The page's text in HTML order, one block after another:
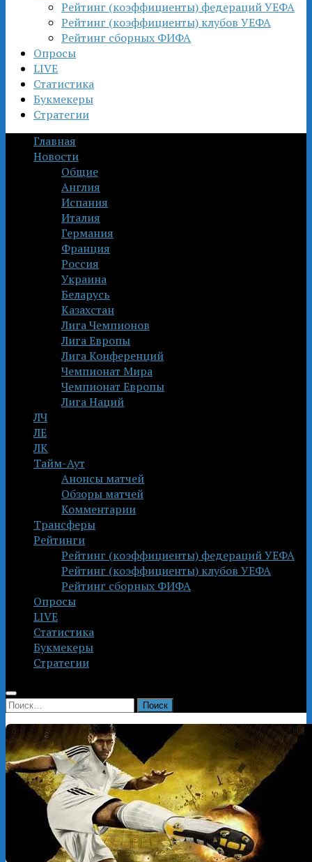
Рейтинг (коэффициенты) федераций УЕФА
Рейтинг (коэффициенты) клубов УЕФА
Рейтинг сборных ФИФА
Опросы
LIVE
Статистика
Букмекеры
Стратегии
Главная
Новости
Общие
Англия
Испания
Италия
Германия
Франция
Россия
Украина
Беларусь
Казахстан
Лига Чемпионов
Лига Европы
Лига Конференций
Чемпионат Мира
Чемпионат Европы
Лига Наций
ЛЧ
ЛЕ
ЛК
Тайм-Аут
Анонсы матчей
Обзоры матчей
Комментарии
Трансферы
Рейтинги
Рейтинг (коэффициенты) федераций УЕФА
Рейтинг (коэффициенты) клубов УЕФА
Рейтинг сборных ФИФА
Опросы
LIVE
Статистика
Букмекеры
Стратегии
Найти: